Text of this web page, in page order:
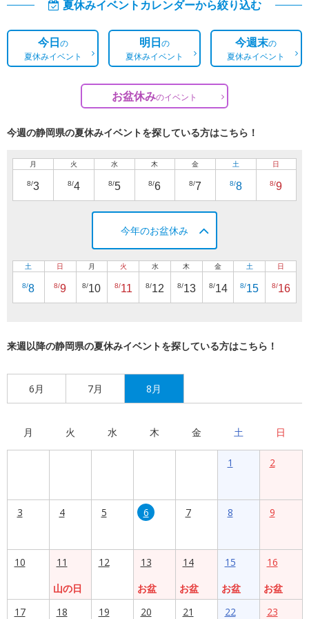
夏休みイベントカレンダーから絞り込む
今日の
夏休みイベント
明日の
夏休みイベント
今週末の
夏休みイベント
お盆休みのイベント
今週の静岡県の夏休みイベントを探している方はこちら！
月
8/3
火
8/4
水
8/5
木
8/6
金
8/7
土
8/8
日
8/9
今年のお盆休み
土
8/8
日
8/9
月
8/10
火
8/11
水
8/12
木
8/13
金
8/14
土
8/15
日
8/16
来週以降の静岡県の夏休みイベントを探している方はこちら！
6月 7月 8月
月 火 水 木 金 土 日
1 2
3 4 5 6 7 8 9
10
11
山の日
12
13
お盆
14
お盆
15
お盆
16
お盆
17
18 19 20 21 22 23